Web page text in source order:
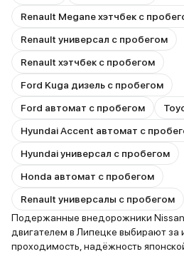
Renault Megane хэтчбек с
Renault универсал с пробегом
Renault хэтчбек с пробегом
Ford Kuga дизель с пробегом
Ford автомат с пробегом
Hyundai Accent автомат с
Hyundai универсал с пробегом
Honda автомат с пробегом
Renault универсалы с пробегом
Подержанные внедорожники Nissan
двигателем в Липецке выбирают за
проходимость, надёжность